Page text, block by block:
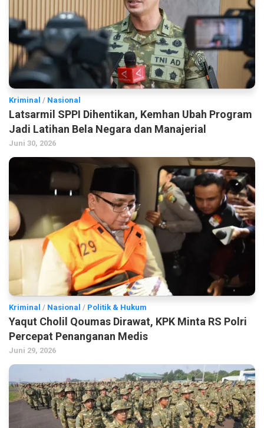
Kriminal / Nasional
Latsarmil SPPI Dihentikan, Kemhan Ubah Program
Jadi Latihan Bela Negara dan Manajerial
Juni 30, 2026
Kriminal / Nasional / Politik & Hukum
Yaqut Cholil Qoumas Dirawat, KPK Minta RS Polri
Percepat Penanganan Medis
Juni 29, 2026